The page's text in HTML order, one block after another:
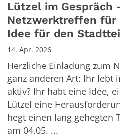
Lützel im Gespräch
Netzwerktreffen für
Idee für den
14. Apr. 2026
Herzliche Einladung zum
ganz anderen Art: Ihr lebt
aktiv? Ihr habt eine Idee,
Lützel eine
hegt einen lang gehegten
am 04.05. ...